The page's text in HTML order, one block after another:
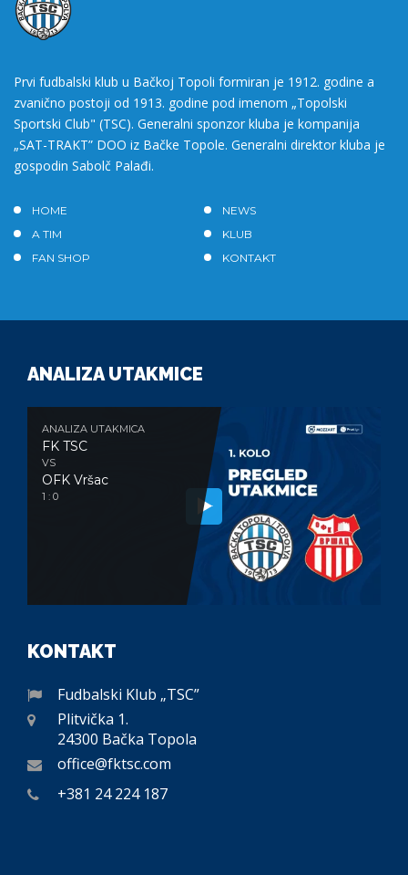
Prvi fudbalski klub u Bačkoj Topoli formiran je 1912. godine a
zvanično postoji od 1913. godine pod imenom „Topolski
Sportski Club" (TSC). Generalni sponzor kluba je kompanija
„SAT-TRAKT” DOO iz Bačke Topole. Generalni direktor kluba je
gospodin Sabolč Palađi.
HOME
NEWS
A TIM
KLUB
FAN SHOP
KONTAKT
ANALIZA UTAKMICE
ANALIZA UTAKMICA
FK TSC
VS
OFK Vršac
1 : 0
KONTAKT
Fudbalski Klub „TSC”
Plitvička 1.
24300 Bačka Topola
office@fktsc.com
+381 24 224 187